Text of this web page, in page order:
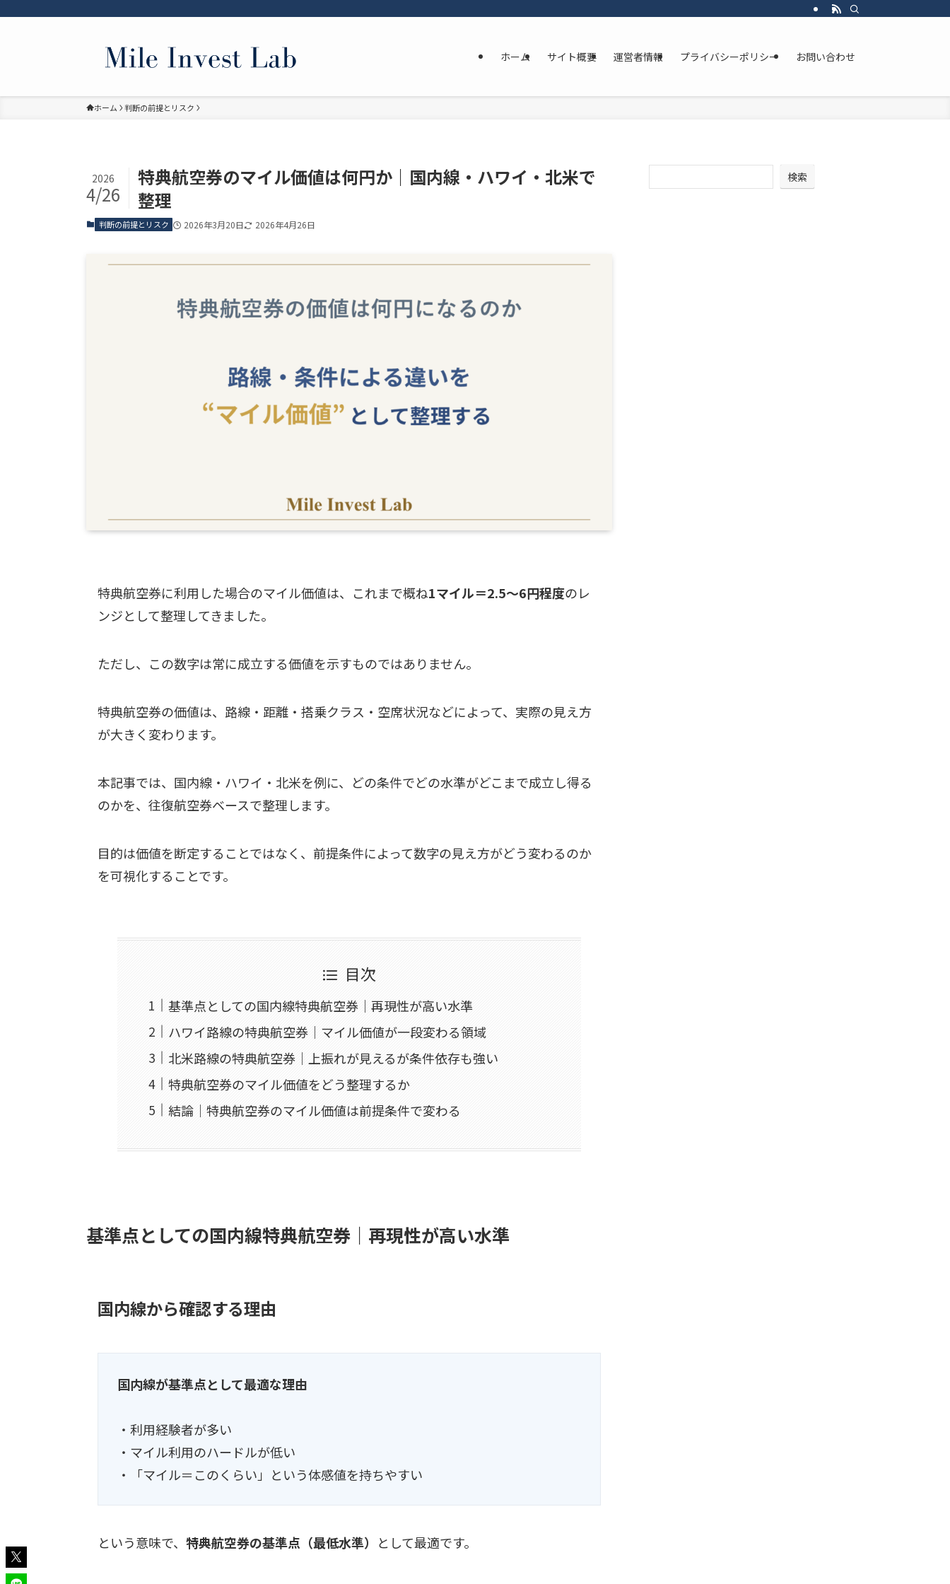
ホーム サイト概要 運営者情報 プライバシーポリシー お問い合わせ
ホーム 判断の前提とリスク
特典航空券のマイル価値は何円か｜国内線・ハワイ・北米で
整理
2026
4/26
判断の前提とリスク 2026年3月20日 2026年4月26日
特典航空券に利用した場合のマイル価値は、これまで概ね1マイル＝2.5〜6円程度のレ
ンジとして整理してきました。
ただし、この数字は常に成立する価値を示すものではありません。
特典航空券の価値は、路線・距離・搭乗クラス・空席状況などによって、実際の見え方
が大きく変わります。
本記事では、国内線・ハワイ・北米を例に、どの条件でどの水準がどこまで成立し得る
のかを、往復航空券ベースで整理します。
目的は価値を断定することではなく、前提条件によって数字の見え方がどう変わるのか
を可視化することです。
目次
基準点としての国内線特典航空券｜再現性が高い水準
ハワイ路線の特典航空券｜マイル価値が一段変わる領域
北米路線の特典航空券｜上振れが見えるが条件依存も強い
特典航空券のマイル価値をどう整理するか
結論｜特典航空券のマイル価値は前提条件で変わる
基準点としての国内線特典航空券｜再現性が高い水準
国内線から確認する理由
国内線が基準点として最適な理由
・利用経験者が多い
・マイル利用のハードルが低い
・「マイル＝このくらい」という体感値を持ちやすい
という意味で、 特典航空券の基準点（最低水準） として最適です。
検索